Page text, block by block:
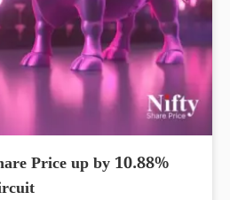
Price up by 10.88%